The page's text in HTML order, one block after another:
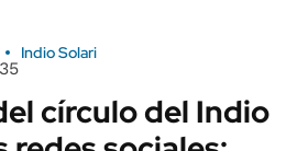
Indio Solari
círculo del Indio